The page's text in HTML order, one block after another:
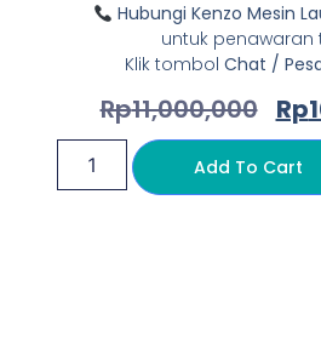
Hubungi Kenzo Mesin
untuk penawaran
Klik tombol Chat /
Rp11,000,000 Rp
Add To Cart